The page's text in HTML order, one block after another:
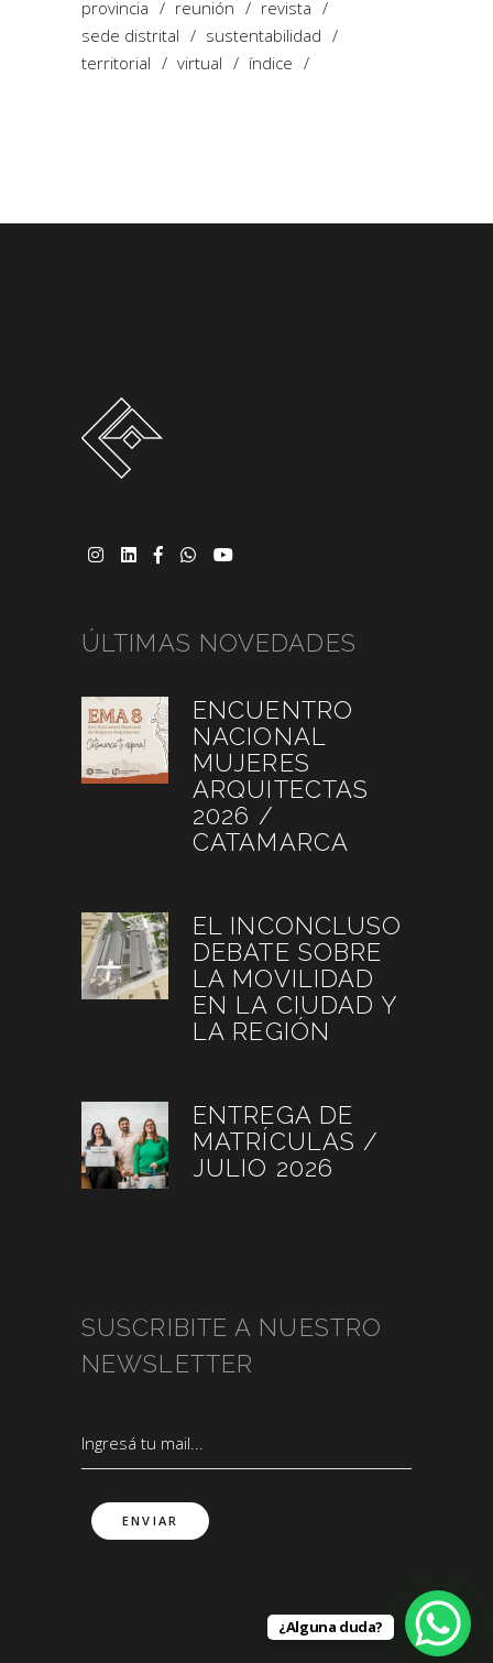
provincia
reunión
revista
sede distrital
sustentabilidad
territorial
virtual índice
ÚLTIMAS NOVEDADES
ENCUENTRO
NACIONAL
MUJERES
ARQUITECTAS
2026 /
CATAMARCA
EL INCONCLUSO
DEBATE SOBRE
LA MOVILIDAD
EN LA CIUDAD Y
LA REGIÓN
ENTREGA DE
MATRÍCULAS /
JULIO 2026
SUSCRIBITE A NUESTRO
NEWSLETTER
¿Alguna duda?